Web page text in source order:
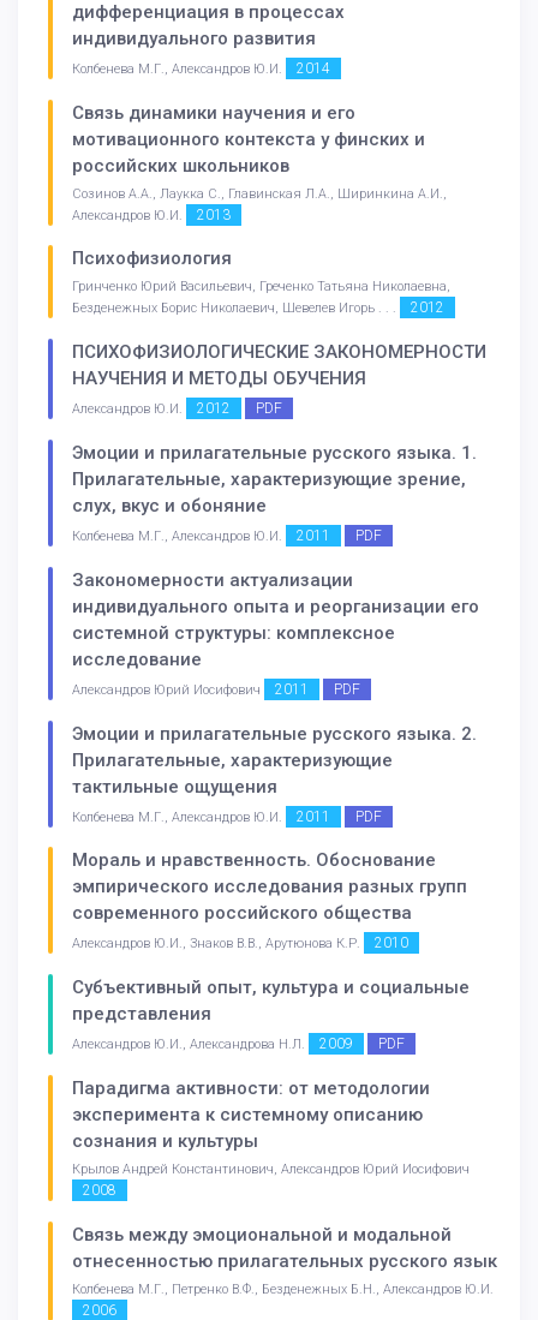
дифференциация в процессах
индивидуального развития
Колбенева М.Г., Александров Ю.И. 2014
Связь динамики научения и его
мотивационного контекста у финских и
российских школьников
Созинов А.А., Лаукка С., Главинская Л.А., Ширинкина А.И.,
Александров Ю.И.
2013
Психофизиология
Гринченко Юрий Васильевич, Греченко Татьяна Николаевна,
Безденежных Борис Николаевич, Шевелев Игорь . . .
2012
ПСИХОФИЗИОЛОГИЧЕСКИЕ ЗАКОНОМЕРНОСТИ
НАУЧЕНИЯ И МЕТОДЫ ОБУЧЕНИЯ
Александров Ю.И. 2012 PDF
Эмоции и прилагательные русского языка. 1.
Прилагательные, характеризующие зрение,
слух, вкус и обоняние
Колбенева М.Г., Александров Ю.И. 2011 PDF
Закономерности актуализации
индивидуального опыта и реорганизации его
системной структуры: комплексное
исследование
Александров Юрий Иосифович 2011 PDF
Эмоции и прилагательные русского языка. 2.
Прилагательные, характеризующие
тактильные ощущения
Колбенева М.Г., Александров Ю.И. 2011 PDF
Мораль и нравственность. Обоснование
эмпирического исследования разных групп
современного российского общества
Александров Ю.И., Знаков В.В., Арутюнова К.Р. 2010
Субъективный опыт, культура и социальные
представления
Александров Ю.И., Александрова Н.Л. 2009 PDF
Парадигма активности: от методологии
эксперимента к системному описанию
сознания и культуры
Крылов Андрей Константинович, Александров Юрий Иосифович
2008
Связь между эмоциональной и модальной
отнесенностью прилагательных русского язык
Колбенева М.Г., Петренко В.Ф., Безденежных Б.Н., Александров Ю.И.
2006